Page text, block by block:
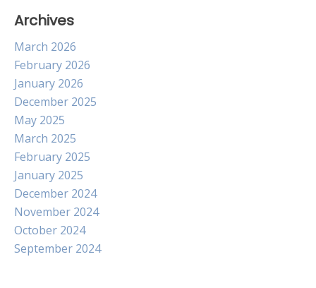
Archives
March 2026
February 2026
January 2026
December 2025
May 2025
March 2025
February 2025
January 2025
December 2024
November 2024
October 2024
September 2024